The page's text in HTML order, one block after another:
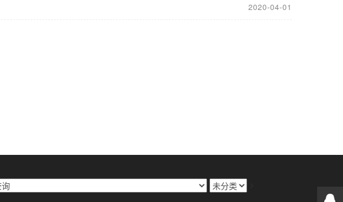
2020-04-01